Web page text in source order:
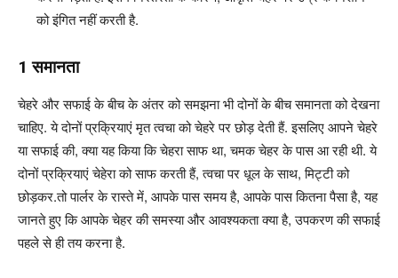
को इंगित नहीं करती है.
1समानता
चेहरे और सफाई के बीच के अंतर को समझना भी दोनों के बीच समानता को देखना
चाहिए. ये दोनों प्रक्रियाएं मृत त्वचा को चेहरे पर छोड़ देती हैं. इसलिए आपने चेहरे
या सफाई की, क्या यह किया कि चेहरा साफ था, चमक चेहर के पास आ रही थी. ये
दोनों प्रक्रियाएं चेहेरा को साफ करती हैं, त्वचा पर धूल के साथ, मिट्टी को
छोड़कर.तो पार्लर के रास्ते में, आपके पास समय है, आपके पास कितना पैसा है, यह
जानते हुए कि आपके चेहर की समस्या और आवश्यकता क्या है, उपकरण की सफाई
पहले से ही तय करना है.